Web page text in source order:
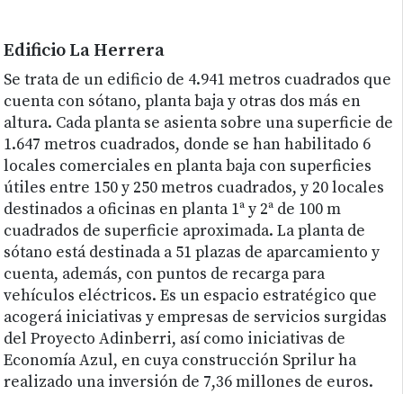
Edificio La Herrera
Se trata de un edificio de 4.941 metros cuadrados que
cuenta con sótano, planta baja y otras dos más en
altura. Cada planta se asienta sobre una superficie de
1.647 metros cuadrados, donde se han habilitado 6
locales comerciales en planta baja con superficies
útiles entre 150 y 250 metros cuadrados, y 20 locales
destinados a oficinas en planta 1ª y 2ª de 100 m
cuadrados de superficie aproximada. La planta de
sótano está destinada a 51 plazas de aparcamiento y
cuenta, además, con puntos de recarga para
vehículos eléctricos. Es un espacio estratégico que
acogerá iniciativas y empresas de servicios surgidas
del Proyecto Adinberri, así como iniciativas de
Economía Azul, en cuya construcción Sprilur ha
realizado una inversión de 7,36 millones de euros.